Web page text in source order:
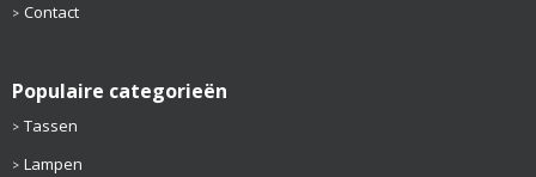
Contact
Populaire categorieën
Tassen
Lampen